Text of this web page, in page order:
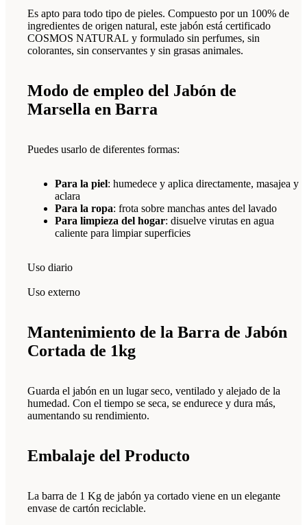
Es apto para todo tipo de pieles. Compuesto por un 100% de
ingredientes de origen natural, este jabón está certificado
COSMOS NATURAL y formulado sin perfumes, sin
colorantes, sin conservantes y sin grasas animales.
Modo de empleo del Jabón de
Marsella en Barra
Puedes usarlo de diferentes formas:
Para la piel: humedece y aplica directamente, masajea y
aclara
Para la ropa: frota sobre manchas antes del lavado
Para limpieza del hogar: disuelve virutas en agua
caliente para limpiar superficies
Uso diario
Uso externo
Mantenimiento de la Barra de Jabón
Cortada de 1kg
Guarda el jabón en un lugar seco, ventilado y alejado de la
humedad. Con el tiempo se seca, se endurece y dura más,
aumentando su rendimiento.
Embalaje del Producto
La barra de 1 Kg de jabón ya cortado viene en un elegante
envase de cartón reciclable.